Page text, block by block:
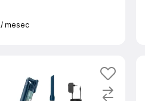
/ mesec